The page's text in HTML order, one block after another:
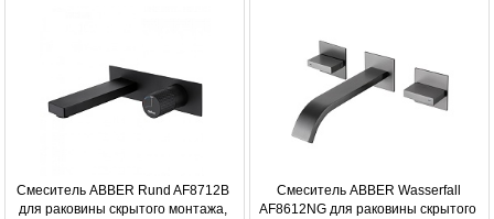
Смеситель ABBER Rund AF8712B
для раковины скрытого монтажа,
Смеситель ABBER Wasserfall
AF8612NG для раковины скрытого